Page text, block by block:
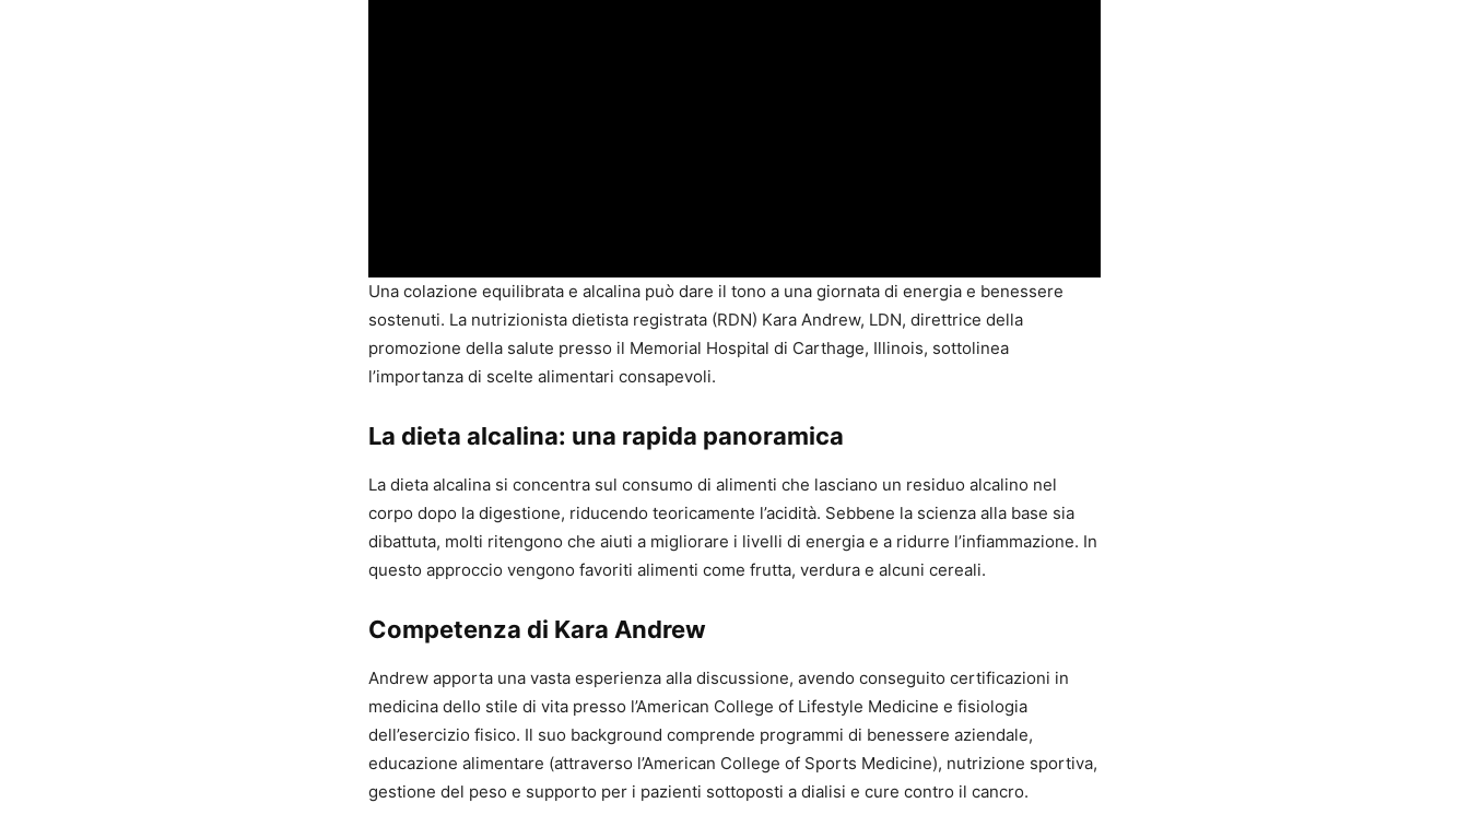
Una colazione equilibrata e alcalina può dare il tono a una giornata di energia e benessere
sostenuti. La nutrizionista dietista registrata (RDN) Kara Andrew, LDN, direttrice della
promozione della salute presso il Memorial Hospital di Carthage, Illinois, sottolinea
l’importanza di scelte alimentari consapevoli.
La dieta alcalina: una rapida panoramica
La dieta alcalina si concentra sul consumo di alimenti che lasciano un residuo alcalino nel
corpo dopo la digestione, riducendo teoricamente l’acidità. Sebbene la scienza alla base sia
dibattuta, molti ritengono che aiuti a migliorare i livelli di energia e a ridurre l’infiammazione. In
questo approccio vengono favoriti alimenti come frutta, verdura e alcuni cereali.
Competenza di Kara Andrew
Andrew apporta una vasta esperienza alla discussione, avendo conseguito certificazioni in
medicina dello stile di vita presso l’American College of Lifestyle Medicine e fisiologia
dell’esercizio fisico. Il suo background comprende programmi di benessere aziendale,
educazione alimentare (attraverso l’American College of Sports Medicine), nutrizione sportiva,
gestione del peso e supporto per i pazienti sottoposti a dialisi e cure contro il cancro.